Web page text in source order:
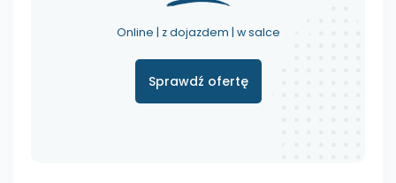
Online | z dojazdem | w salce
Sprawdź ofertę